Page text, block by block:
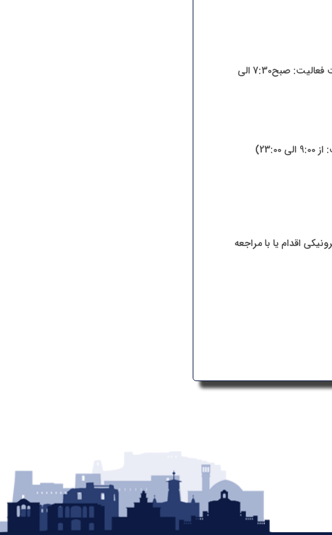
☑️ ابتدای بلوار شهدای عبادی، روبروی دادگستری دفتر پیشخوان دولت آقای هاشم جهانگیر (ساعت فعالیت: صبح7:30 الی
اقدام یا با مراجعه